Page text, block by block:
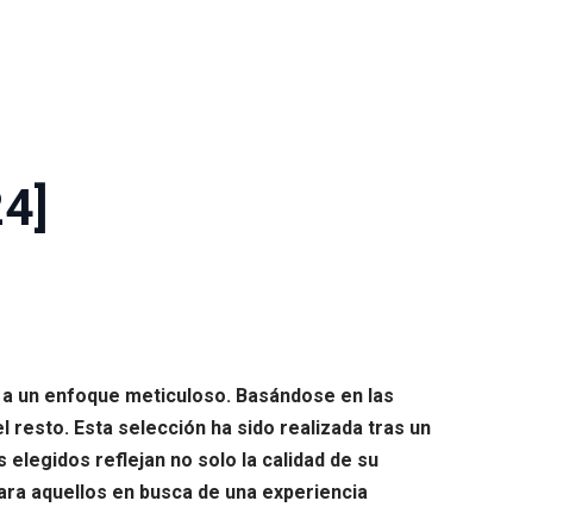
un enfoque meticuloso. Basándose en las
resto. Esta selección ha sido realizada tras un
reflejan no solo la calidad de su
aquellos en busca de una experiencia